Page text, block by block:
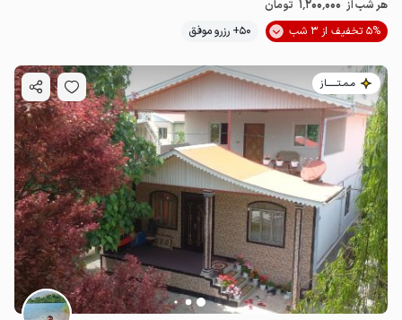
هر شب از 1٬200٬000 تومان
5% تخفیف از 3 شب
50+ رزرو موفق
مـمـتــــــاز